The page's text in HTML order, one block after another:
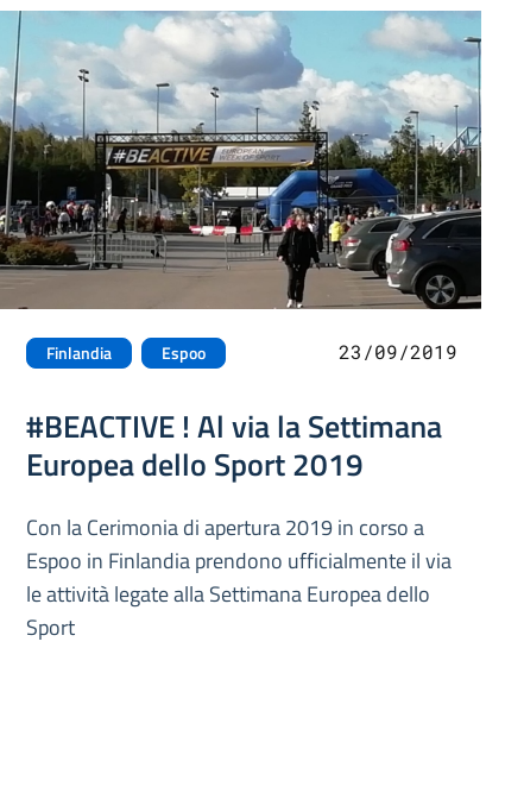
Finlandia Espoo 23/09/2019
#BEACTIVE ! Al via la Settimana
Europea dello Sport 2019
Con la Cerimonia di apertura 2019 in corso a
Espoo in Finlandia prendono ufficialmente il via
le attività legate alla Settimana Europea dello
Sport